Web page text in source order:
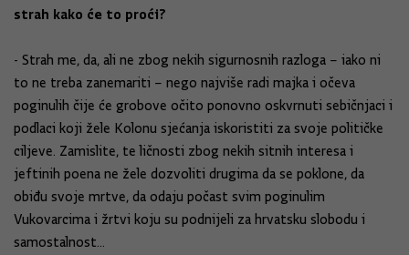
strah kako će to proći?
- Strah me, da, ali ne zbog nekih sigurnosnih razloga – iako ni
to ne treba zanemariti – nego najviše radi majka i očeva
poginulih čije će grobove očito ponovno oskvrnuti sebičnjaci i
podlaci koji žele Kolonu sjećanja iskoristiti za svoje političke
ciljeve. Zamislite, te ličnosti zbog nekih sitnih interesa i
jeftinih poena ne žele dozvoliti drugima da se poklone, da
obiđu svoje mrtve, da odaju počast svim poginulim
Vukovarcima i žrtvi koju su podnijeli za hrvatsku slobodu i
samostalnost...